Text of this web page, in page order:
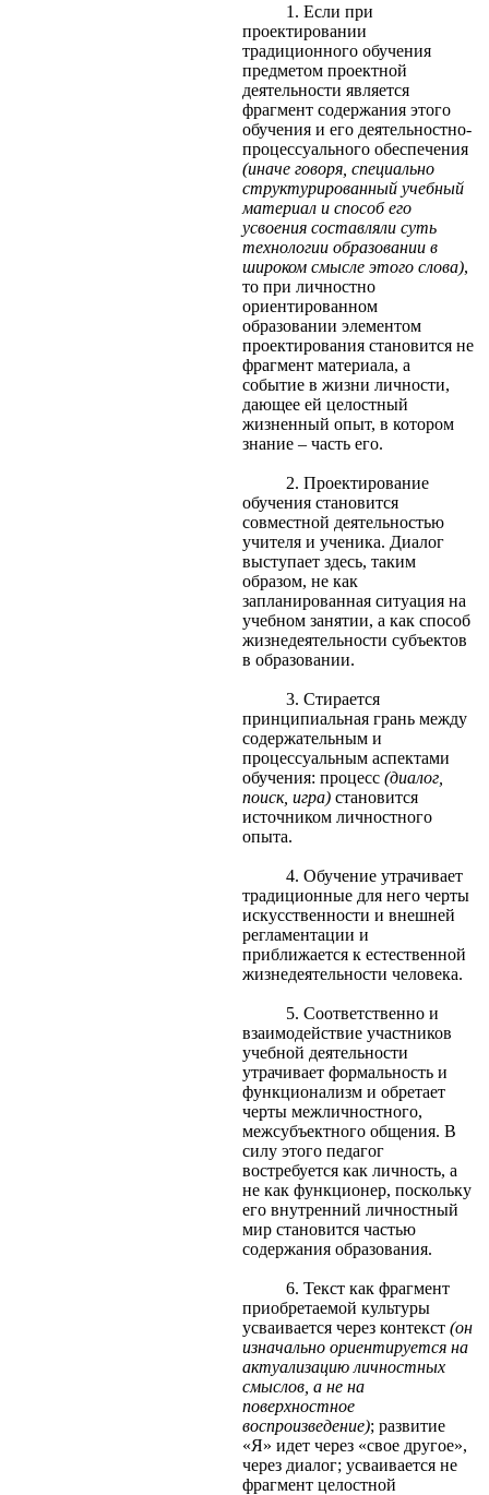
1. Если при
проектировании
традиционного обучения
предметом проектной
деятельности является
фрагмент содержания этого
обучения и его деятельностно-
процессуального обеспечения
(иначе говоря, специально
структурированный учебный
материал и способ его
усвоения составляли суть
технологии образовании в
широком смысле этого слова),
то при личностно
ориентированном
образовании элементом
проектирования становится не
фрагмент материала, а
событие в жизни личности,
дающее ей целостный
жизненный опыт, в котором
знание – часть его.
2. Проектирование
обучения становится
совместной деятельностью
учителя и ученика. Диалог
выступает здесь, таким
образом, не как
запланированная ситуация на
учебном занятии, а как способ
жизнедеятельности субъектов
в образовании.
3. Стирается
принципиальная грань между
содержательным и
процессуальным аспектами
обучения: процесс (диалог,
поиск, игра)становится
источником личностного
опыта.
4. Обучение утрачивает
традиционные для него черты
искусственности и внешней
регламентации и
приближается к естественной
жизнедеятельности человека.
5. Соответственно и
взаимодействие участников
учебной деятельности
утрачивает формальность и
функционализм и обретает
черты межличностного,
межсубъектного общения. В
силу этого педагог
востребуется как личность, а
не как функционер, поскольку
его внутренний личностный
мир становится частью
содержания образования.
6. Текст как фрагмент
приобретаемой культуры
усваивается через контекст (он
изначально ориентируется на
актуализацию личностных
смыслов, а не на
поверхностное
воспроизведение); развитие
«Я» идет через «свое другое»,
через диалог; усваивается не
фрагмент целостной